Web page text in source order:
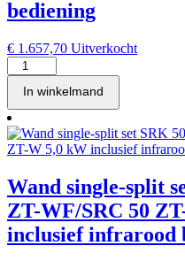
kW
inclusief
bediening
aantal
bediening
€ 1.657,70 Uitverkocht
Wand
single-
split
set
SRK
50
ZT-
50
ZT-
W
5,0
In winkelmand
Wand single-split
ZT-WF/SRC 50
inclusief infrarood